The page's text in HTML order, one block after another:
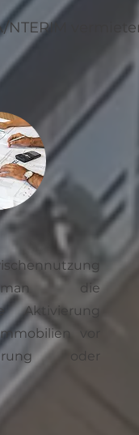
NTERIM
die
Aktivierung
vor
oder